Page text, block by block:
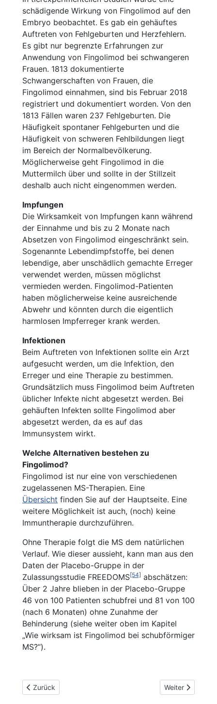
schädigende Wirkung von Fingolimod auf den
Embryo beobachtet. Es gab ein gehäuftes
Auftreten von Fehlgeburten und Herzfehlern.
Es gibt nur begrenzte Erfahrungen zur
Anwendung von Fingolimod bei schwangeren
Frauen. 1813 dokumentierte
Schwangerschaften von Frauen, die
Fingolimod einnahmen, sind bis Februar 2018
registriert und dokumentiert worden. Von den
1813 Fällen waren 237 Fehlgeburten. Die
Häufigkeit spontaner Fehlgeburten und die
Häufigkeit von schweren Fehlbildungen liegt
im Bereich der Normalbevölkerung.
Möglicherweise geht Fingolimod in die
Muttermilch über und sollte in der Stillzeit
deshalb auch nicht eingenommen werden.
Impfungen
Die Wirksamkeit von Impfungen kann während
der Einnahme und bis zu 2 Monate nach
Absetzen von Fingolimod eingeschränkt sein.
Sogenannte Lebendimpfstoffe, bei denen
lebendige, aber unschädlich gemachte Erreger
verwendet werden, müssen möglichst
vermieden werden. Fingolimod-Patienten
haben möglicherweise keine ausreichende
Abwehr und könnten durch die eigentlich
harmlosen Impferreger krank werden.
Infektionen
Beim Auftreten von Infektionen sollte ein Arzt
aufgesucht werden, um die Infektion, den
Erreger und eine Therapie zu bestimmen.
Grundsätzlich muss Fingolimod beim Auftreten
üblicher Infekte nicht abgesetzt werden. Bei
gehäuften Infekten sollte Fingolimod aber
abgesetzt werden, da es auf das
Immunsystem wirkt.
Welche Alternativen bestehen zu
Fingolimod?
Fingolimod ist nur eine von verschiedenen
zugelassenen MS-Therapien. Eine
Übersicht finden Sie auf der Hauptseite. Eine
weitere Möglichkeit ist auch, (noch) keine
Immuntherapie durchzuführen.
Ohne Therapie folgt die MS dem natürlichen
Verlauf. Wie dieser aussieht, kann man aus den
Daten der Placebo-Gruppe in der
Zulassungsstudie FREEDOMS[54] abschätzen:
Über 2 Jahre blieben in der Placebo-Gruppe
46 von 100 Patienten schubfrei und 81 von 100
(nach 6 Monaten) ohne Zunahme der
Behinderung (siehe weiter oben im Kapitel
„Wie wirksam ist Fingolimod bei schubförmiger
MS?“).
Vorheriger Beitrag: Worauf muss bei der Therapie mit
Zurück Nächster
Weiter